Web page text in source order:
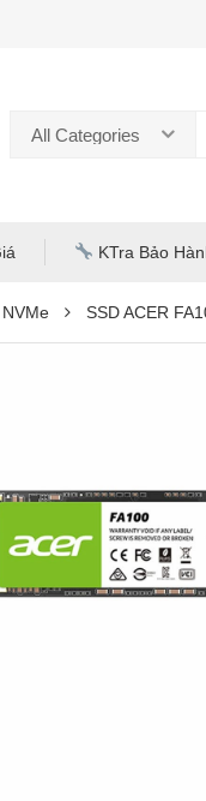
All Categories
KTra Bảo
SSD ACER